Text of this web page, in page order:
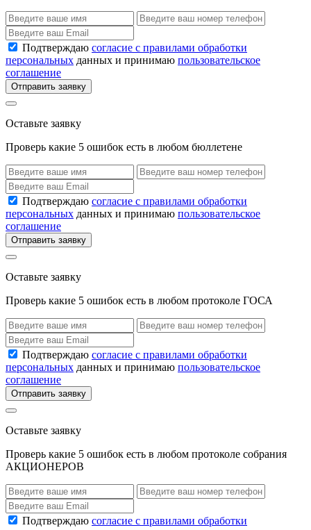
Подтверждаю согласие с правилами обработки
персональных данных и принимаю пользовательское
соглашение
Отправить заявку
Оставьте заявку
Проверь какие 5 ошибок есть в любом бюллетене
Подтверждаю согласие с правилами обработки
персональных данных и принимаю пользовательское
соглашение
Отправить заявку
Оставьте заявку
Проверь какие 5 ошибок есть в любом протоколе ГОСА
Подтверждаю согласие с правилами обработки
персональных данных и принимаю пользовательское
соглашение
Отправить заявку
Оставьте заявку
Проверь какие 5 ошибок есть в любом протоколе собрания
АКЦИОНЕРОВ
Подтверждаю согласие с правилами обработки